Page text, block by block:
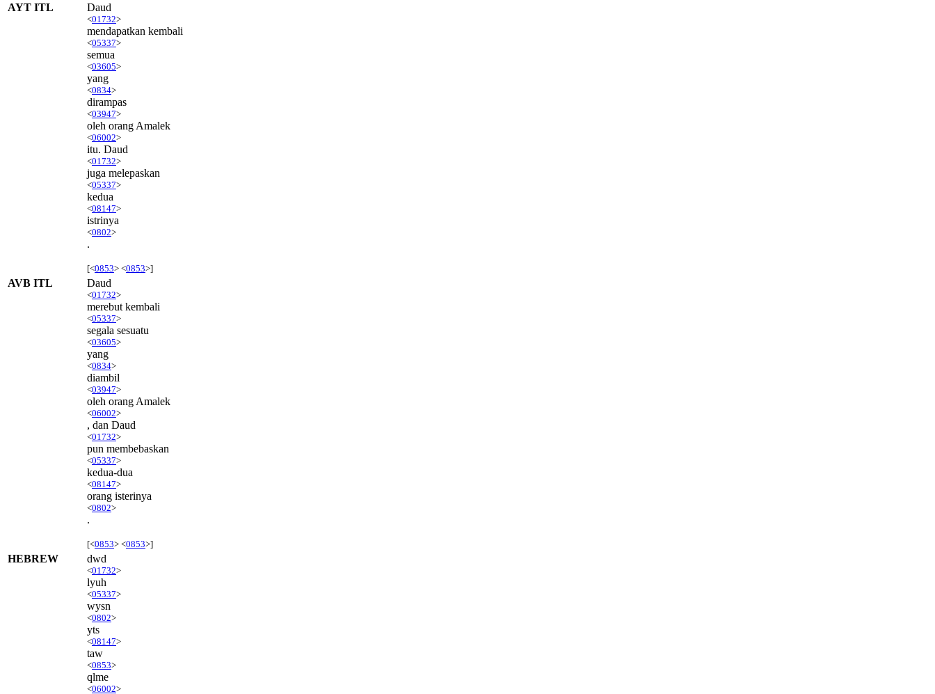
AYT ITL
Daud
<01732>
mendapatkan kembali
<05337>
semua
<03605>
yang
<0834>
dirampas
<03947>
oleh orang Amalek
<06002>
itu. Daud
<01732>
juga melepaskan
<05337>
kedua
<08147>
istrinya
<0802>
.
[<0853> <0853>]
AVB ITL Daud
<01732>
merebut kembali
<05337>
segala sesuatu
<03605>
yang
<0834>
diambil
<03947>
oleh orang Amalek
<06002>
, dan Daud
<01732>
pun membebaskan
<05337>
kedua-dua
<08147>
orang isterinya
<0802>
.
[<0853> <0853>]
HEBREW dwd
<01732>
lyuh
<05337>
wysn
<0802>
yts
<08147>
taw
<0853>
qlme
<06002>